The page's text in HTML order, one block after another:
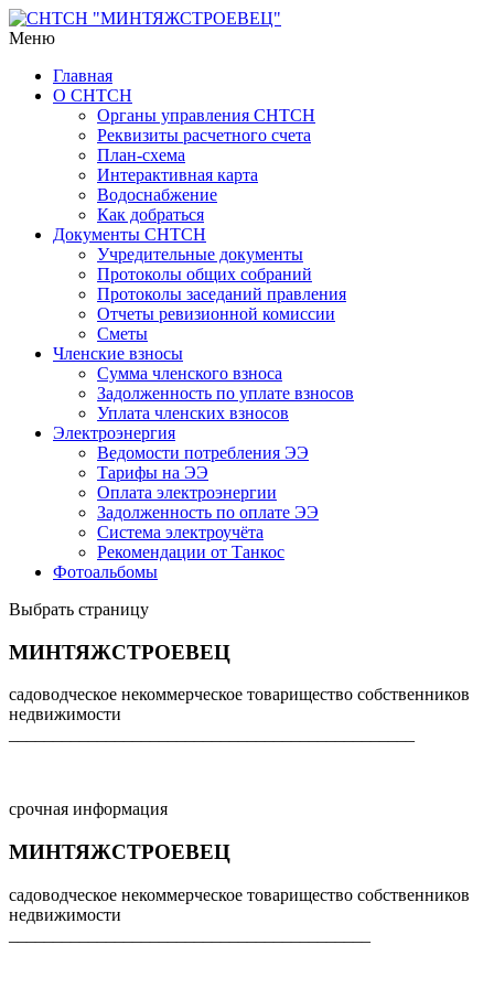
Меню
Главная
О СНТСН
Органы управления СНТСН
Реквизиты расчетного счета
План-схема
Интерактивная карта
Водоснабжение
Как добраться
Документы СНТСН
Учредительные документы
Протоколы общих собраний
Протоколы заседаний правления
Отчеты ревизионной комиссии
Сметы
Членские взносы
Сумма членского взноса
Задолженность по уплате взносов
Уплата членских взносов
Электроэнергия
Ведомости потребления ЭЭ
Тарифы на ЭЭ
Оплата электроэнергии
Задолженность по оплате ЭЭ
Система электроучёта
Рекомендации от Танкос
Фотоальбомы
Выбрать страницу
МИНТЯЖСТРОЕВЕЦ
садоводческое некоммерческое товарищество собственников
недвижимости
срочная информация
МИНТЯЖСТРОЕВЕЦ
садоводческое некоммерческое товарищество собственников
недвижимости